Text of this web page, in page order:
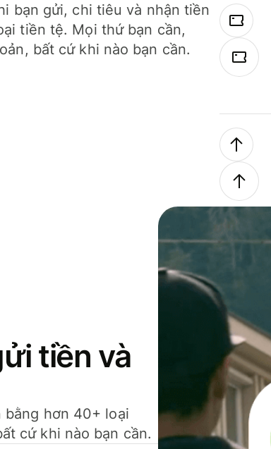
bạn gửi, chi tiêu và nhận tiền
tiền tệ. Mọi thứ bạn cần,
bất cứ khi nào bạn cần.
tiền và
hơn 40+ loại
cứ khi nào bạn cần.